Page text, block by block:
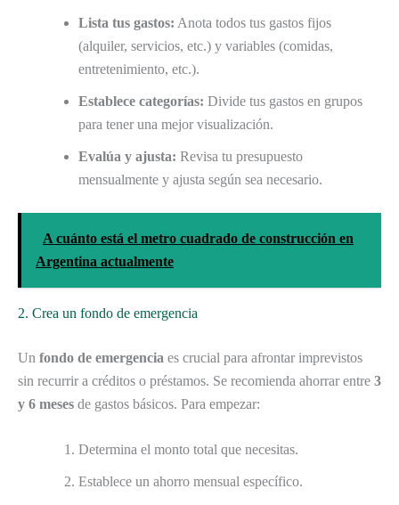
Lista tus gastos: Anota todos tus gastos fijos
(alquiler, servicios, etc.) y variables (comidas,
entretenimiento, etc.).
Establece categorías: Divide tus gastos en grupos
para tener una mejor visualización.
Evalúa y ajusta: Revisa tu presupuesto
mensualmente y ajusta según sea necesario.
A cuánto está el metro cuadrado de construcción en
Argentina actualmente
2. Crea un fondo de emergencia
Un fondo de emergencia es crucial para afrontar imprevistos
sin recurrir a créditos o préstamos. Se recomienda ahorrar entre 3
y 6 meses de gastos básicos. Para empezar:
Determina el monto total que necesitas.
Establece un ahorro mensual específico.